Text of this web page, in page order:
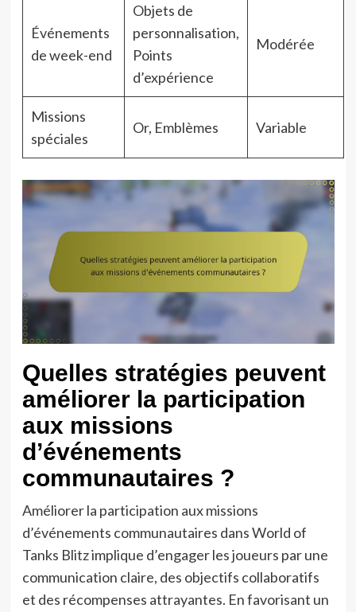
Événements
de week-end
Objets de
personnalisation,
Points
d’expérience
Modérée
Missions
spéciales
Or, Emblèmes Variable
Quelles stratégies peuvent
améliorer la participation
aux missions
d’événements
communautaires ?
Améliorer la participation aux missions
d’événements communautaires dans World of
Tanks Blitz implique d’engager les joueurs par une
communication claire, des objectifs collaboratifs
et des récompenses attrayantes. En favorisant un